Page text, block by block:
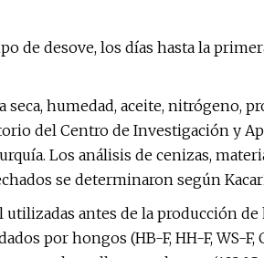
de desove, los días hasta la
seca, humedad, aceite, nitrógeno,
del Centro de Investigación y
Los análisis de cenizas,
se determinaron según
antes de la producción de
por hongos (HB-F, HH-F, WS-